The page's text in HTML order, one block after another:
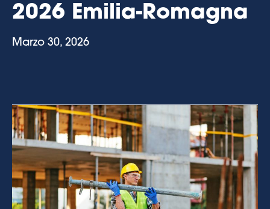
2026 Emilia-Romagna
Marzo 30, 2026